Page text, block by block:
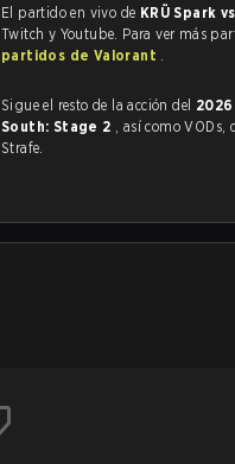
El partido en vivo de KRÜ Spark
Twitch y Youtube. Para ver más
partidos de Valorant .
Sigue el resto de la acción del
South: Stage 2 , así como VODs, destacados y transmisiones en vivo, todo en
Strafe.